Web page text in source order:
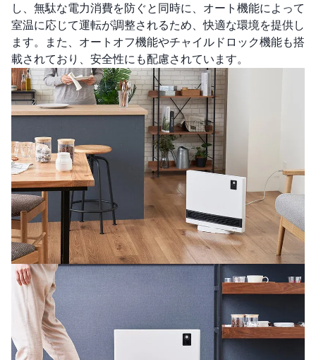
し、無駄な電力消費を防ぐと同時に、オート機能によって
室温に応じて運転が調整されるため、快適な環境を提供し
ます。また、オートオフ機能やチャイルドロック機能も搭
載されており、安全性にも配慮されています。